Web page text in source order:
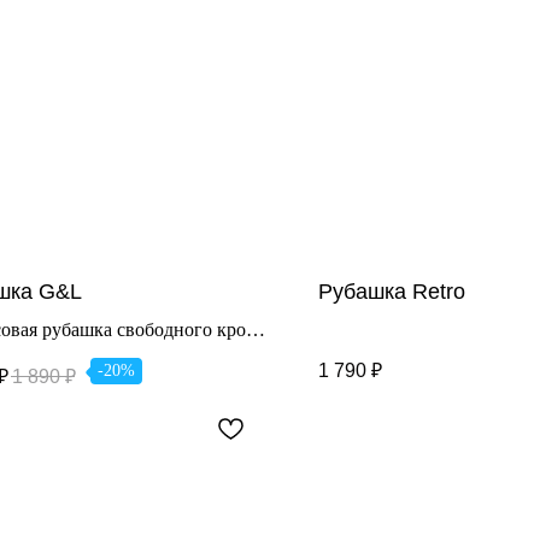
G&L
рубашка свободного кроя
образов.
1 890 ₽ -20%
Рубашка Retro
1 790 ₽